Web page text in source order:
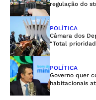
regulação do
POLÍTICA
Câmara dos
“Total
POLÍTICA
Governo quer
habitacionais